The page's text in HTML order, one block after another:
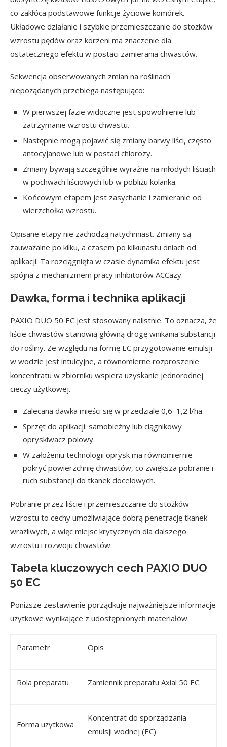
co zakłóca podstawowe funkcje życiowe komórek.
Układowe działanie i szybkie przemieszczanie do stożków
wzrostu pędów oraz korzeni ma znaczenie dla
ostatecznego efektu w postaci zamierania chwastów.
Sekwencja obserwowanych zmian na roślinach
niepożądanych przebiega następująco:
W pierwszej fazie widoczne jest spowolnienie lub
zatrzymanie wzrostu chwastu.
Następnie mogą pojawić się zmiany barwy liści, często
antocyjanowe lub w postaci chlorozy.
Zmiany bywają szczególnie wyraźne na młodych liściach
w pochwach liściowych lub w pobliżu kolanka.
Końcowym etapem jest zasychanie i zamieranie od
wierzchołka wzrostu.
Opisane etapy nie zachodzą natychmiast. Zmiany są
zauważalne po kilku, a czasem po kilkunastu dniach od
aplikacji. Ta rozciągnięta w czasie dynamika efektu jest
spójna z mechanizmem pracy inhibitorów ACCazy.
Dawka, forma i technika aplikacji
PAXIO DUO 50 EC jest stosowany nalistnie. To oznacza, że
liście chwastów stanowią główną drogę wnikania substancji
do rośliny. Ze względu na formę EC przygotowanie emulsji
w wodzie jest intuicyjne, a równomierne rozproszenie
koncentratu w zbiorniku wspiera uzyskanie jednorodnej
cieczy użytkowej.
Zalecana dawka mieści się w przedziale 0,6–1,2 l/ha.
Sprzęt do aplikacji: samobieżny lub ciągnikowy
opryskiwacz polowy.
W założeniu technologii oprysk ma równomiernie
pokryć powierzchnię chwastów, co zwiększa pobranie i
ruch substancji do tkanek docelowych.
Pobranie przez liście i przemieszczanie do stożków
wzrostu to cechy umożliwiające dobrą penetrację tkanek
wrażliwych, a więc miejsc krytycznych dla dalszego
wzrostu i rozwoju chwastów.
Tabela kluczowych cech PAXIO DUO
50 EC
Poniższe zestawienie porządkuje najważniejsze informacje
użytkowe wynikające z udostępnionych materiałów.
Parametr Opis
Rola preparatu Zamiennik preparatu Axial 50 EC
Forma użytkowa
Koncentrat do sporządzania
emulsji wodnej (EC)